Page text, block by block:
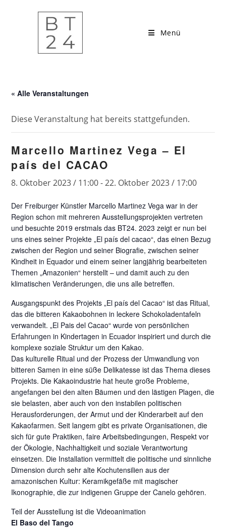
Menü
« Alle Veranstaltungen
Diese Veranstaltung hat bereits stattgefunden.
Marcello Martinez Vega – El
país del CACAO
8. Oktober 2023 / 11:00-22. Oktober 2023 / 17:00
Der Freiburger Künstler Marcello Martinez Vega war in der
Region schon mit mehreren Ausstellungsprojekten vertreten
und besuchte 2019 erstmals das BT24. 2023 zeigt er nun bei
uns eines seiner Projekte „El país del cacao“, das einen Bezug
zwischen der Region und seiner Biografie, zwischen seiner
Kindheit in Equador und einem seiner langjährig bearbeiteten
Themen „Amazonien“ herstellt – und damit auch zu den
klimatischen Veränderungen, die uns alle betreffen.
Ausgangspunkt des Projekts „El país del Cacao“ ist das Ritual,
das die bitteren Kakaobohnen in leckere Schokoladentafeln
verwandelt. „El Pais del Cacao“ wurde von persönlichen
Erfahrungen in Kindertagen in Ecuador inspiriert und durch die
komplexe soziale Struktur um den Kakao.
Das kulturelle Ritual und der Prozess der Umwandlung von
bitteren Samen in eine süße Delikatesse ist das Thema dieses
Projekts. Die Kakaoindustrie hat heute große Probleme,
angefangen bei den alten Bäumen und den lästigen Plagen, die
sie belasten, aber auch von den instabilen politischen
Herausforderungen, der Armut und der Kinderarbeit auf den
Kakaofarmen. Seit langem gibt es private Organisationen, die
sich für gute Praktiken, faire Arbeitsbedingungen, Respekt vor
der Ökologie, Nachhaltigkeit und soziale Verantwortung
einsetzen. Die Installation vermittelt die politische und sinnliche
Dimension durch sehr alte Kochutensilien aus der
amazonischen Kultur: Keramikgefäße mit magischer
Ikonographie, die zur indigenen Gruppe der Canelo gehören.
Teil der Ausstellung ist die Videoanimation
El Baso del Tango